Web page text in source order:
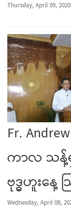
Thursday, April 09, 2020
Fr.
ကာလ သန့်
ဗုဒ္ဓဟူးနေ့
Wednesday, April 08,